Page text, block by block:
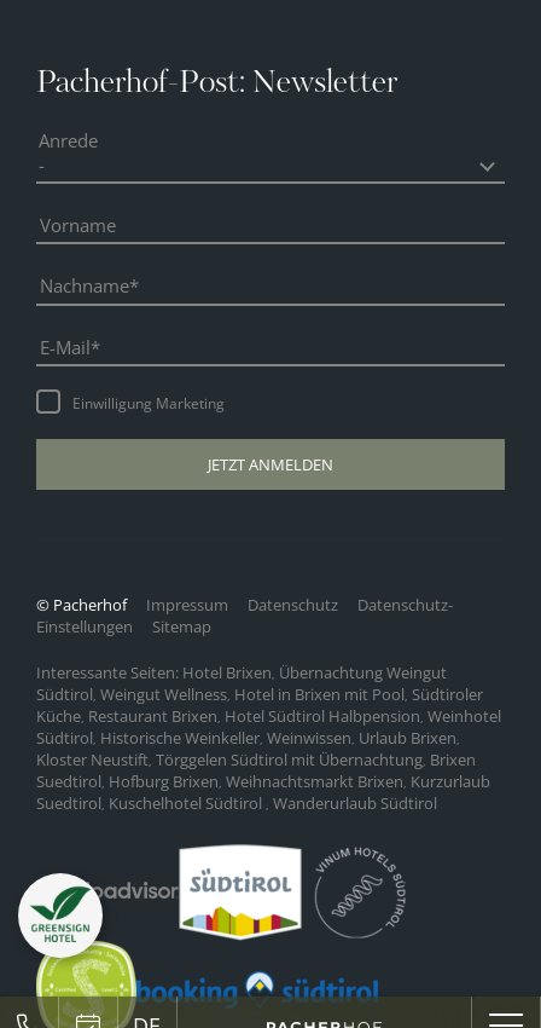
Pacherhof-Post: Newsletter
Anrede
Vorname
Nachname
E-Mail
Einwilligung Marketing
JETZT ANMELDEN
Interessante Seiten: Hotel Brixen, Übernachtung Weingut
Südtirol, Weingut Wellness, Hotel in Brixen mit Pool, Südtiroler
Küche, Restaurant Brixen, Hotel Südtirol Halbpension, Weinhotel
Südtirol, Historische Weinkeller, Weinwissen, Urlaub Brixen,
Kloster Neustift, Törggelen Südtirol mit Übernachtung, Brixen
Suedtirol, Hofburg Brixen, Weihnachtsmarkt Brixen, Kurzurlaub
Suedtirol, Kuschelhotel Südtirol , Wanderurlaub Südtirol
© Pacherhof Impressum Datenschutz
Datenschutz-
Einstellungen
Sitemap